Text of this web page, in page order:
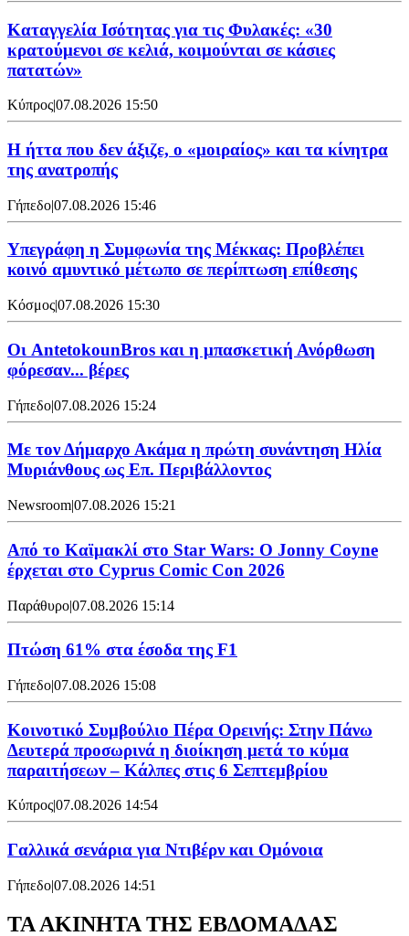
Καταγγελία Ισότητας για τις Φυλακές: «30
κρατούμενοι σε κελιά, κοιμούνται σε κάσιες
πατατών»
Κύπρος|07.08.2026 15:50
Η ήττα που δεν άξιζε, ο «μοιραίος» και τα κίνητρα
της ανατροπής
Γήπεδο|07.08.2026 15:46
Υπεγράφη η Συμφωνία της Μέκκας: Προβλέπει
κοινό αμυντικό μέτωπο σε περίπτωση επίθεσης
Κόσμος|07.08.2026 15:30
Oι AntetokounBros και η μπασκετική Ανόρθωση
φόρεσαν... βέρες
Γήπεδο|07.08.2026 15:24
Με τον Δήμαρχο Ακάμα η πρώτη συνάντηση Ηλία
Μυριάνθους ως Επ. Περιβάλλοντος
Newsroom|07.08.2026 15:21
Από το Καϊμακλί στο Star Wars: Ο Jonny Coyne
έρχεται στο Cyprus Comic Con 2026
Παράθυρο|07.08.2026 15:14
Πτώση 61% στα έσοδα της F1
Γήπεδο|07.08.2026 15:08
Κοινοτικό Συμβούλιο Πέρα Ορεινής: Στην Πάνω
Δευτερά προσωρινά η διοίκηση μετά το κύμα
παραιτήσεων – Κάλπες στις 6 Σεπτεμβρίου
Κύπρος|07.08.2026 14:54
Γαλλικά σενάρια για Ντιβέρν και Ομόνοια
Γήπεδο|07.08.2026 14:51
ΤΑ ΑΚΙΝΗΤΑ ΤΗΣ ΕΒΔΟΜΑΔΑΣ